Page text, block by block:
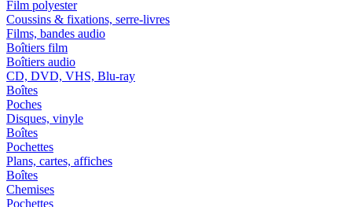
Film polyester
Coussins & fixations, serre-livres
Films, bandes audio
Boîtiers film
Boîtiers audio
CD, DVD, VHS, Blu-ray
Boîtes
Poches
Disques, vinyle
Boîtes
Pochettes
Plans, cartes, affiches
Boîtes
Chemises
Pochettes